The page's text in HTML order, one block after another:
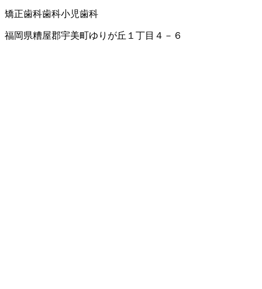
矯正歯科歯科小児歯科
福岡県糟屋郡宇美町ゆりが丘１丁目４－６